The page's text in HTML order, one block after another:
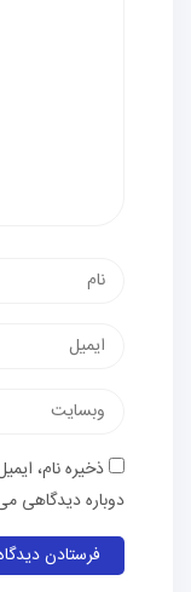
ذخیره نام،
دوباره دیدگاهی